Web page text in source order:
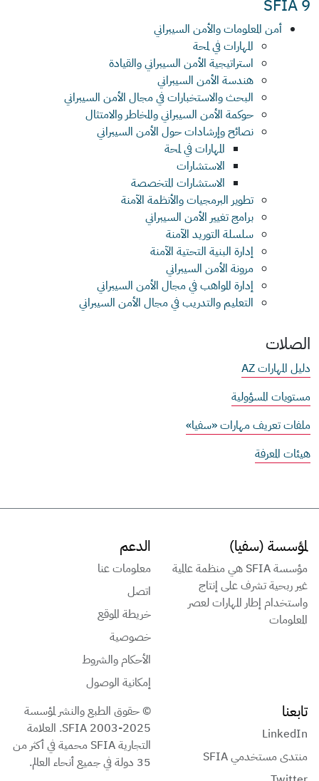
SFIA 9
أمن المعلومات والأمن السيبراني
المهارات في لمحة
استراتيجية الأمن السيبراني والقيادة
هندسة الأمن السيبراني
البحث والاستخبارات في مجال الأمن السيبراني
حوكمة الأمن السيبراني والمخاطر والامتثال
نصائح وإرشادات حول الأمن السيبراني
المهارات في لمحة
الاستشارات
الاستشارات المتخصصة
تطوير البرمجيات والأنظمة الآمنة
برامج تغيير الأمن السيبراني
سلسلة التوريد الآمنة
إدارة البنية التحتية الآمنة
مرونة الأمن السيبراني
إدارة المواهب في مجال الأمن السيبراني
التعليم والتدريب في مجال الأمن السيبراني
الصلات
دليل المهارات AZ
مستويات المسؤولية
ملفات تعريف مهارات «سفيا»
هيئات المعرفة
لمؤسسة (سفيا)
مؤسسة SFIA هي منظمة عالمية
غير ربحية تشرف على إنتاج
واستخدام إطار المهارات لعصر
المعلومات
الدعم
معلومات عنا
اتصل
خريطة الموقع
خصوصية
الأحكام والشروط
إمكانية الوصول
تابعنا
LinkedIn
منتدى مستخدمي SFIA
© حقوق الطبع والنشر لمؤسسة
SFIA 2003-2025. العلامة
التجارية SFIA محمية في أكثر من
35 دولة في جميع أنحاء العالم.